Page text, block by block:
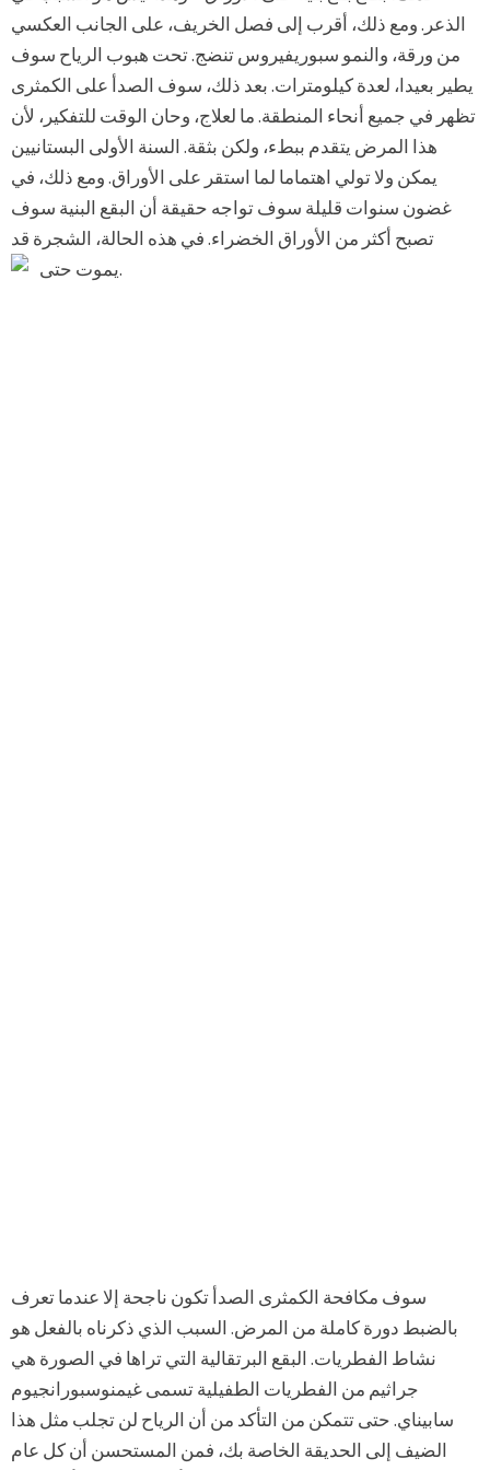
الذعر. ومع ذلك، أقرب إلى فصل الخريف، على الجانب العكسي
من ورقة، والنمو سبوريفيروس تنضج. تحت هبوب الرياح سوف
يطير بعيدا، لعدة كيلومترات. بعد ذلك، سوف الصدأ على الكمثرى
تظهر في جميع أنحاء المنطقة. ما لعلاج، وحان الوقت للتفكير، لأن
هذا المرض يتقدم ببطء، ولكن بثقة. السنة الأولى البستانيين
يمكن ولا تولي اهتماما لما استقر على الأوراق. ومع ذلك، في
غضون سنوات قليلة سوف تواجه حقيقة أن البقع البنية سوف
تصبح أكثر من الأوراق الخضراء. في هذه الحالة، الشجرة قد
يموت حتى.
سوف مكافحة الكمثرى الصدأ تكون ناجحة إلا عندما تعرف
بالضبط دورة كاملة من المرض. السبب الذي ذكرناه بالفعل هو
نشاط الفطريات. البقع البرتقالية التي تراها في الصورة هي
جراثيم من الفطريات الطفيلية تسمى غيمنوسبورانجيوم
سابيناي. حتى تتمكن من التأكد من أن الرياح لن تجلب مثل هذا
الضيف إلى الحديقة الخاصة بك، فمن المستحسن أن كل عام